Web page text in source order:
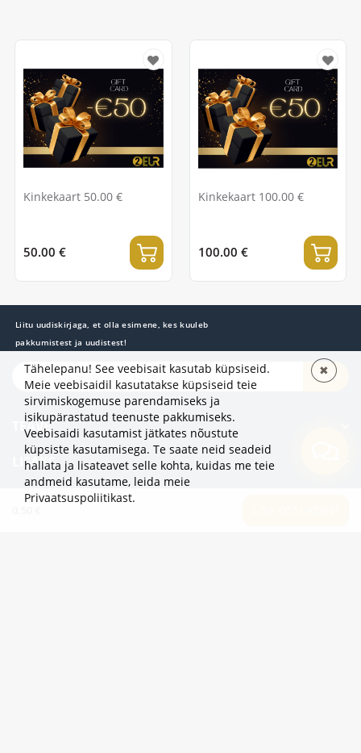
Kinkekaart 50.00 €
50.00 €
Kinkekaart 100.00 €
100.00 €
Liitu uudiskirjaga, et olla esimene, kes kuuleb
pakkumistest ja uudistest!
TELLI
TEAVE
LISAKS
KATEGOORIAD
Tähelepanu! See veebisait kasutab küpsiseid.
Meie veebisaidil kasutatakse küpsiseid teie
sirvimiskogemuse parendamiseks ja
isikupärastatud teenuste pakkumiseks.
Veebisaidi kasutamist jätkates nõustute
küpsiste kasutamisega. Te saate neid seadeid
hallata ja lisateavet selle kohta, kuidas me teie
andmeid kasutame, leida meie
Privaatsuspoliitikast.
✖